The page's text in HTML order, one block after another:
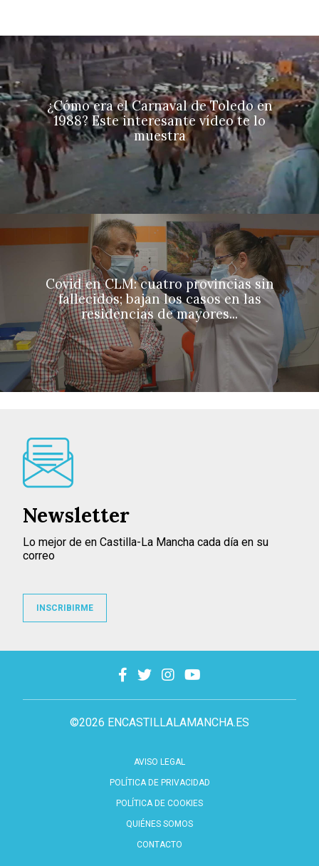
¿Cómo era el Carnaval de Toledo en
1988? Este interesante vídeo te lo
muestra
Covid en CLM: cuatro provincias sin
fallecidos; bajan los casos en las
residencias de mayores...
©2026 ENCASTILLALAMANCHA.ES
AVISO LEGAL
POLÍTICA DE PRIVACIDAD
POLÍTICA DE COOKIES
QUIÉNES SOMOS
CONTACTO
Newsletter
Lo mejor de en Castilla-La Mancha cada día en su
correo
INSCRIBIRME